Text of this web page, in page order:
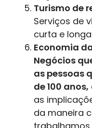
Turismo de
Serviços de
curta e
Economia
Negócios
as pessoas
de 100 anos,
as
da maneira